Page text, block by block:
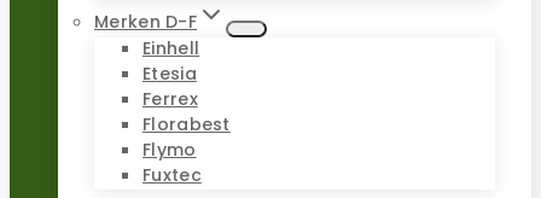
Merken D-F
Einhell
Etesia
Ferrex
Florabest
Flymo
Fuxtec